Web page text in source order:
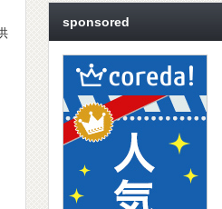
sponsored